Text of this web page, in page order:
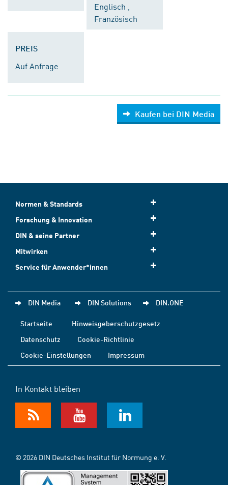
Englisch ,
Französisch
PREIS
Auf Anfrage
Kaufen bei DIN Media
Normen & Standards
Forschung & Innovation
DIN & seine Partner
Mitwirken
Service für Anwender*innen
DIN Media DIN Solutions DIN.ONE
Startseite
Hinweisgeberschutzgesetz
Datenschutz
Cookie-Richtlinie
Cookie-Einstellungen
Impressum
In Kontakt bleiben
© 2026 DIN Deutsches Institut für Normung e. V.